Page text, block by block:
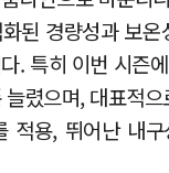
된 경량성과 보
. 특히 이번 시즌
렸으며, 대표적
적용, 뛰어난 내